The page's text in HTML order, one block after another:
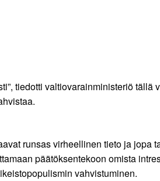
tiedotti valtiovarainministeriö tällä
runsas virheellinen tieto ja jopa
päätöksentekoon omista
vahvistuminen.